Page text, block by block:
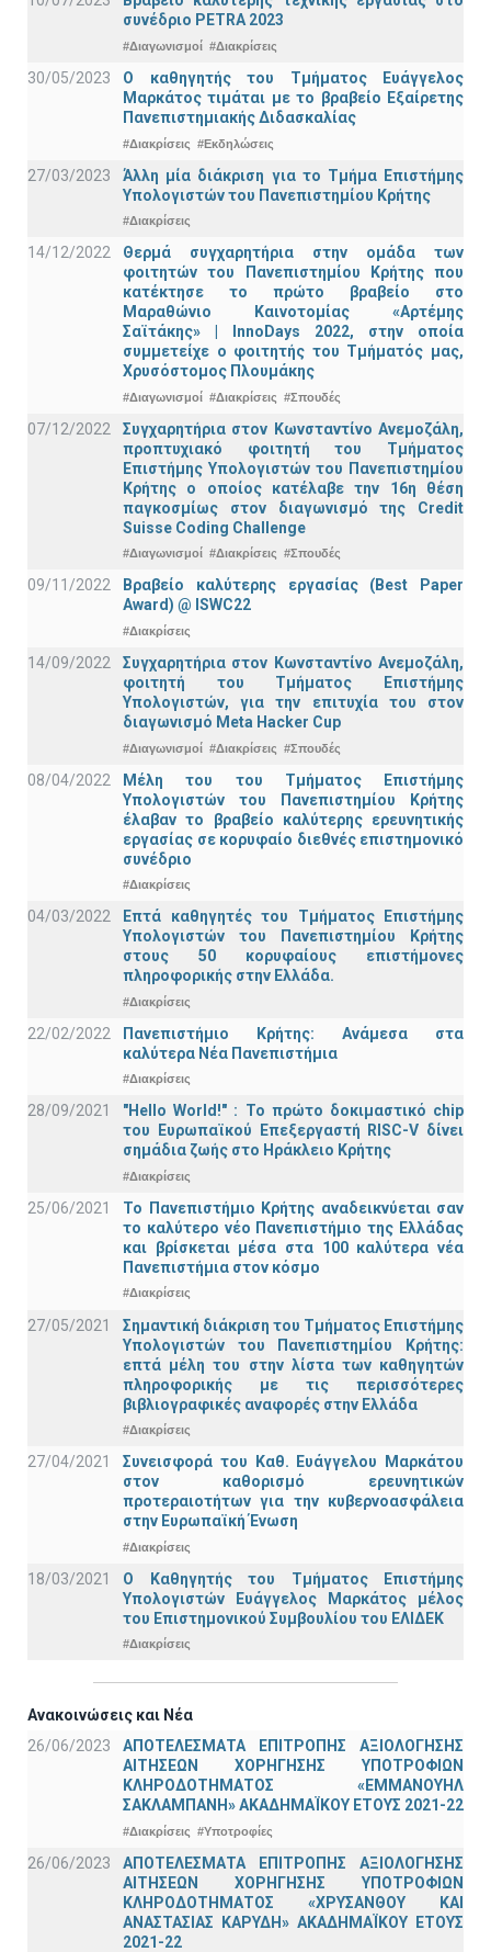
συνέδριο PETRA 2023
#Διαγωνισμοί #Διακρίσεις
30/05/2023
Ο καθηγητής του Τμήματος Ευάγγελος
Μαρκάτος τιμάται με το βραβείο Εξαίρετης
Πανεπιστημιακής Διδασκαλίας
#Διακρίσεις #Εκδηλώσεις
27/03/2023
Άλλη μία διάκριση για το Τμήμα Επιστήμης
Υπολογιστών του Πανεπιστημίου Κρήτης
#Διακρίσεις
14/12/2022
Θερμά συγχαρητήρια στην ομάδα των
φοιτητών του Πανεπιστημίου Κρήτης που
κατέκτησε το πρώτο βραβείο στο
Μαραθώνιο Καινοτομίας «Αρτέμης
Σαϊτάκης» | InnoDays 2022, στην οποία
συμμετείχε ο φοιτητής του Τμήματός μας,
Χρυσόστομος Πλουμάκης
#Διαγωνισμοί #Διακρίσεις #Σπουδές
07/12/2022
Συγχαρητήρια στον Κωνσταντίνο Ανεμοζάλη,
προπτυχιακό φοιτητή του Τμήματος
Επιστήμης Υπολογιστών του Πανεπιστημίου
Κρήτης ο οποίος κατέλαβε την 16η θέση
παγκοσμίως στον διαγωνισμό της Credit
Suisse Coding Challenge
#Διαγωνισμοί #Διακρίσεις #Σπουδές
09/11/2022
Βραβείο καλύτερης εργασίας (Best Paper
Award) @ ISWC22
#Διακρίσεις
14/09/2022
Συγχαρητήρια στον Κωνσταντίνο Ανεμοζάλη,
φοιτητή του Τμήματος Επιστήμης
Υπολογιστών, για την επιτυχία του στον
διαγωνισμό Meta Hacker Cup
#Διαγωνισμοί #Διακρίσεις #Σπουδές
08/04/2022
Μέλη του του Τμήματος Επιστήμης
Υπολογιστών του Πανεπιστημίου Κρήτης
έλαβαν το βραβείο καλύτερης ερευνητικής
εργασίας σε κορυφαίο διεθνές επιστημονικό
συνέδριο
#Διακρίσεις
04/03/2022
Επτά καθηγητές του Τμήματος Επιστήμης
Υπολογιστών του Πανεπιστημίου Κρήτης
στους 50 κορυφαίους επιστήμονες
πληροφορικής στην Ελλάδα.
#Διακρίσεις
22/02/2022
Πανεπιστήμιο Κρήτης: Ανάμεσα στα
καλύτερα Νέα Πανεπιστήμια
#Διακρίσεις
28/09/2021
"Hello World!" : Το πρώτο δοκιμαστικό chip
του Ευρωπαϊκού Επεξεργαστή RISC-V δίνει
σημάδια ζωής στο Ηράκλειο Κρήτης
#Διακρίσεις
25/06/2021
Το Πανεπιστήμιο Κρήτης αναδεικνύεται σαν
το καλύτερο νέο Πανεπιστήμιο της Ελλάδας
και βρίσκεται μέσα στα 100 καλύτερα νέα
Πανεπιστήμια στον κόσμο
#Διακρίσεις
27/05/2021
Σημαντική διάκριση του Τμήματος Επιστήμης
Υπολογιστών του Πανεπιστημίου Κρήτης:
επτά μέλη του στην λίστα των καθηγητών
πληροφορικής με τις περισσότερες
βιβλιογραφικές αναφορές στην Ελλάδα
#Διακρίσεις
27/04/2021
Συνεισφορά του Καθ. Ευάγγελου Μαρκάτου
στον καθορισμό ερευνητικών
προτεραιοτήτων για την κυβερνοασφάλεια
στην Ευρωπαϊκή Ένωση
#Διακρίσεις
18/03/2021
Ο Καθηγητής του Τμήματος Επιστήμης
Υπολογιστών Ευάγγελος Μαρκάτος μέλος
του Επιστημονικού Συμβουλίου του ΕΛΙΔΕΚ
#Διακρίσεις
Ανακοινώσεις και Νέα
26/06/2023
ΑΠΟΤΕΛΕΣΜΑΤΑ ΕΠΙΤΡΟΠΗΣ ΑΞΙΟΛΟΓΗΣΗΣ
ΑΙΤΗΣΕΩΝ ΧΟΡΗΓΗΣΗΣ ΥΠΟΤΡΟΦΙΩΝ
ΚΛΗΡΟΔΟΤΗΜΑΤΟΣ «ΕΜΜΑΝΟΥΗΛ
ΣΑΚΛΑΜΠΑΝΗ» ΑΚΑΔΗΜΑΪΚΟΥ ΕΤΟΥΣ 2021-22
#Διακρίσεις #Υποτροφίες
26/06/2023
ΑΠΟΤΕΛΕΣΜΑΤΑ ΕΠΙΤΡΟΠΗΣ ΑΞΙΟΛΟΓΗΣΗΣ
ΑΙΤΗΣΕΩΝ ΧΟΡΗΓΗΣΗΣ ΥΠΟΤΡΟΦΙΩΝ
ΚΛΗΡΟΔΟΤΗΜΑΤΟΣ «ΧΡΥΣΑΝΘΟΥ ΚΑΙ
ΑΝΑΣΤΑΣΙΑΣ ΚΑΡΥΔΗ» ΑΚΑΔΗΜΑΪΚΟΥ ΕΤΟΥΣ
2021-22